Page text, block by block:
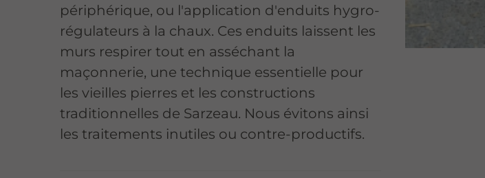
périphérique, ou l'application d'enduits hygro-
régulateurs à la chaux. Ces enduits laissent les
murs respirer tout en asséchant la
maçonnerie, une technique essentielle pour
les vieilles pierres et les constructions
traditionnelles de Sarzeau. Nous évitons ainsi
les traitements inutiles ou contre-productifs.